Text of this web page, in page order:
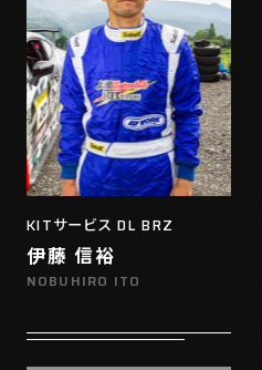
KITサービス DL BRZ
伊藤 信裕
NOBUHIRO ITO